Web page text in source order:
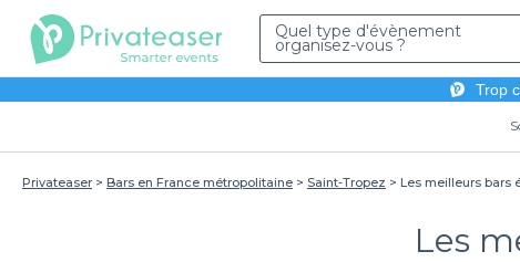
Quel type d'évènement
organisez-vous ?
Trop
Privateaser Bars en France métropolitaine Saint-Tropez Les meilleurs bars
Les